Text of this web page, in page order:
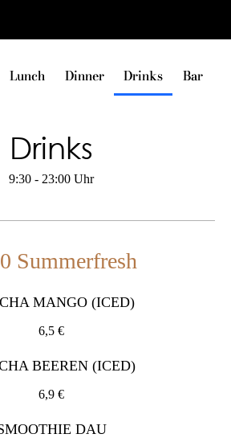
Lunch Dinner Drinks Bar
Drinks
9:30 - 23:00 Uhr
Summerfresh
MANGO (ICED)
6,5 €
BEEREN (ICED)
6,9 €
DAU
Lunch Dinner Drinks Bar
Drinks
9:30 - 23:00 Uhr
Summerfresh
MANGO (ICED)
6,5 €
BEEREN (ICED)
6,9 €
DAU